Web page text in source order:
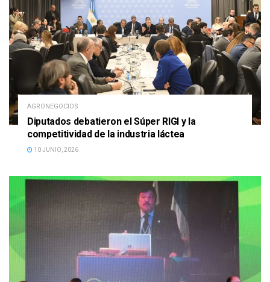
AGRONEGOCIOS
Diputados debatieron el Súper RIGI y la
competitividad de la industria láctea
10 JUNIO, 2026